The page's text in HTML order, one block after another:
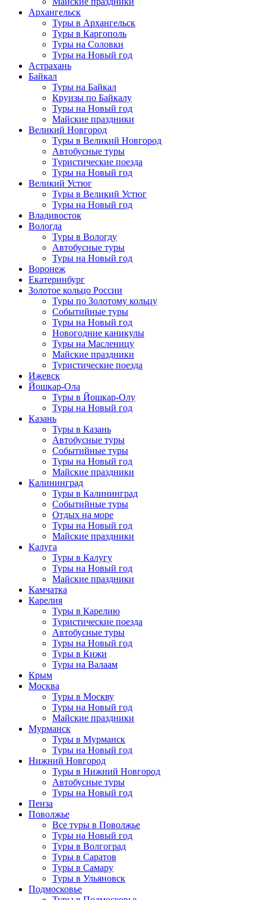
Архангельск
Туры в Архангельск
Туры в Каргополь
Туры на Соловки
Туры на Новый год
Астрахань
Байкал
Туры на Байкал
Круизы по Байкалу
Туры на Новый год
Майские праздники
Великий Новгород
Туры в Великий Новгород
Автобусные туры
Туристические поезда
Туры на Новый год
Великий Устюг
Туры в Великий Устюг
Туры на Новый год
Владивосток
Вологда
Туры в Вологду
Автобусные туры
Туры на Новый год
Воронеж
Екатеринбург
Золотое кольцо России
Туры по Золотому кольцу
Событийные туры
Туры на Новый год
Новогодние каникулы
Туры на Масленицу
Майские праздники
Туристические поезда
Ижевск
Йошкар-Ола
Туры в Йошкар-Олу
Туры на Новый год
Казань
Туры в Казань
Автобусные туры
Событийные туры
Туры на Новый год
Майские праздники
Калининград
Туры в Калининград
Событийные туры
Отдых на море
Туры на Новый год
Майские праздники
Калуга
Туры в Калугу
Туры на Новый год
Майские праздники
Камчатка
Карелия
Туры в Карелию
Туристические поезда
Автобусные туры
Туры на Новый год
Туры в Кижи
Туры на Валаам
Крым
Москва
Туры в Москву
Туры на Новый год
Майские праздники
Мурманск
Туры в Мурманск
Туры на Новый год
Нижний Новгород
Туры в Нижний Новгород
Автобусные туры
Туры на Новый год
Пенза
Поволжье
Все туры в Поволжье
Туры на Новый год
Туры в Волгоград
Туры в Саратов
Туры в Самару
Туры в Ульяновск
Подмосковье